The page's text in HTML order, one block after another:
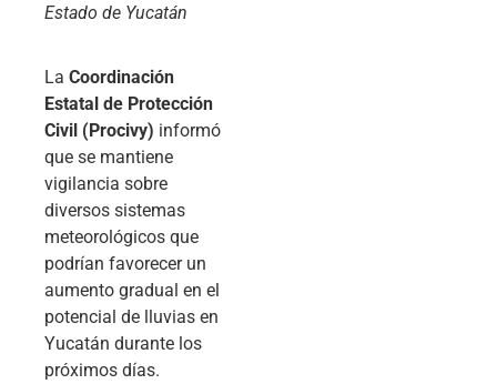
Estado de Yucatán
La Coordinación
Estatal de Protección
Civil (Procivy) informó
que se mantiene
vigilancia sobre
diversos sistemas
meteorológicos que
podrían favorecer un
aumento gradual en el
potencial de lluvias en
Yucatán durante los
próximos días.